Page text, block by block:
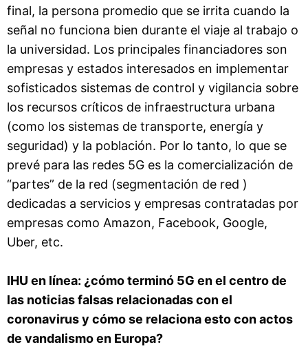
final, la persona promedio que se irrita cuando la
señal no funciona bien durante el viaje al trabajo o
la universidad. Los principales financiadores son
empresas y estados interesados ​​en implementar
sofisticados sistemas de control y vigilancia sobre
los recursos críticos de infraestructura urbana
(como los sistemas de transporte, energía y
seguridad) y la población. Por lo tanto, lo que se
prevé para las redes 5G es la comercialización de
“partes” de la red (segmentación de red )
dedicadas a servicios y empresas contratadas por
empresas como Amazon, Facebook, Google,
Uber, etc.
IHU en línea: ¿cómo terminó 5G en el centro de
las noticias falsas relacionadas con el
coronavirus y cómo se relaciona esto con actos
de vandalismo en Europa?